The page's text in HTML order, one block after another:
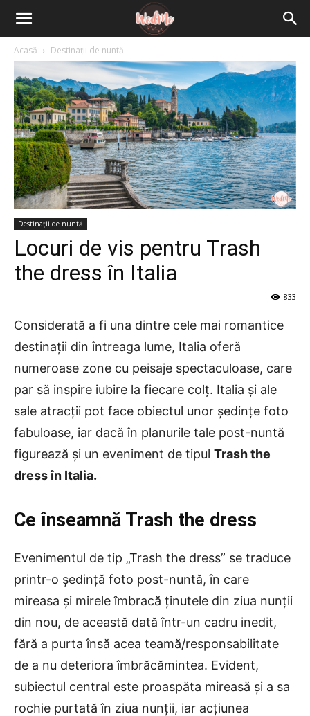
Acasă Destinații de nuntă
Destinații de nuntă
Locuri de vis pentru Trash
the dress în Italia
833
Considerată a fi una dintre cele mai romantice
destinații din întreaga lume, Italia oferă
numeroase zone cu peisaje spectaculoase, care
par să inspire iubire la fiecare colț. Italia și ale
sale atracții pot face obiectul unor ședințe foto
fabuloase, iar dacă în planurile tale post-nuntă
figurează și un eveniment de tipul Trash the
dress în Italia.
Ce înseamnă Trash the dress
Evenimentul de tip „Trash the dress” se traduce
printr-o ședință foto post-nuntă, în care
mireasa și mirele îmbracă ținutele din ziua nunții
din nou, de această dată într-un cadru inedit,
fără a purta însă acea teamă/responsabilitate
de a nu deteriora îmbrăcămintea. Evident,
subiectul central este proaspăta mireasă și a sa
rochie purtată în ziua nunții, iar acțiunea